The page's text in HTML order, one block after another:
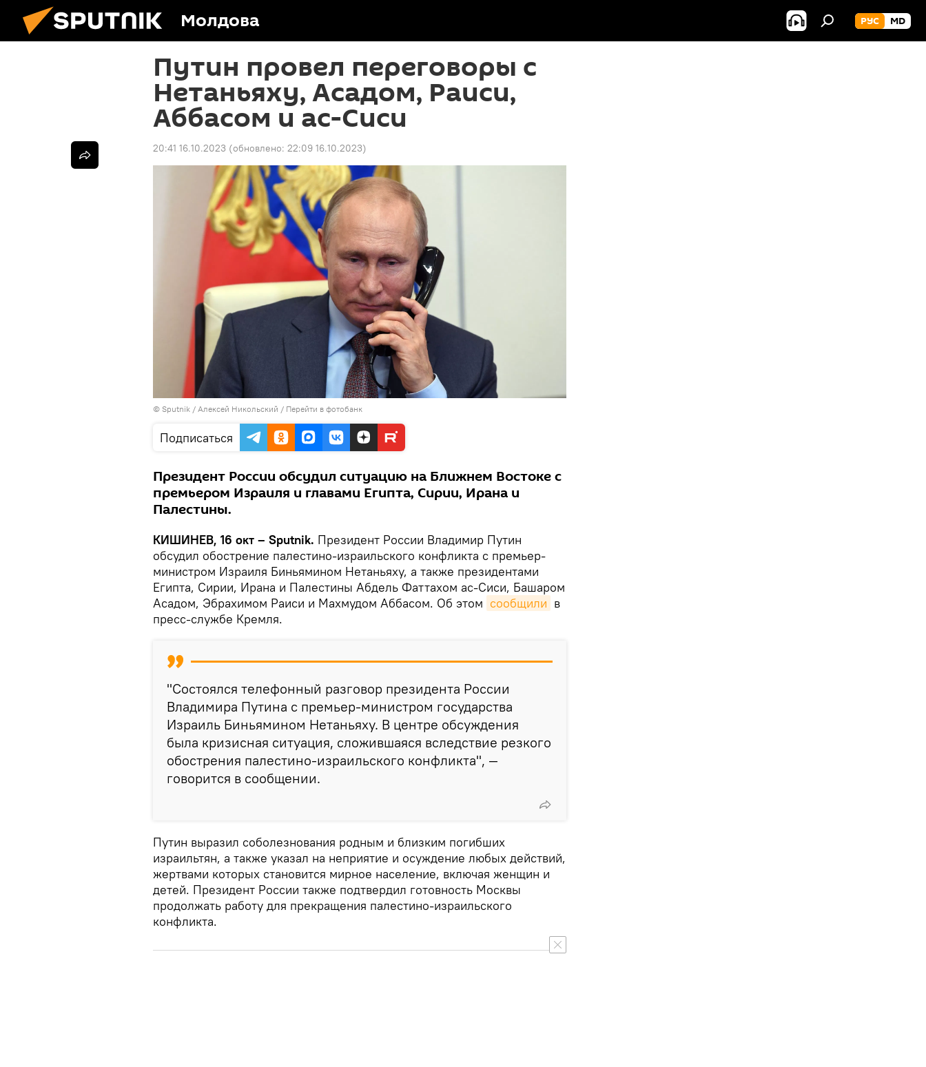
Молдова РУС MD
Путин провел переговоры с
Нетаньяху, Асадом, Раиси,
Аббасом и ас-Сиси
20:41 16.10.2023 (обновлено: 22:09 16.10.2023)
© Sputnik / Алексей Никольский / Перейти в фотобанк
Подписаться
Президент России обсудил ситуацию на Ближнем Востоке с
премьером Израиля и главами Египта, Сирии, Ирана и
Палестины.
КИШИНЕВ, 16 окт – Sputnik. Президент России Владимир Путин
обсудил обострение палестино-израильского конфликта с премьер-
министром Израиля Биньямином Нетаньяху, а также президентами
Египта, Сирии, Ирана и Палестины Абдель Фаттахом ас-Сиси, Башаром
Асадом, Эбрахимом Раиси и Махмудом Аббасом. Об этом сообщили в
пресс-службе Кремля.
"Состоялся телефонный разговор президента России
Владимира Путина с премьер-министром государства
Израиль Биньямином Нетаньяху. В центре обсуждения
была кризисная ситуация, сложившаяся вследствие резкого
обострения палестино-израильского конфликта", —
говорится в сообщении.
Путин выразил соболезнования родным и близким погибших
израильтян, а также указал на неприятие и осуждение любых действий,
жертвами которых становится мирное население, включая женщин и
детей. Президент России также подтвердил готовность Москвы
продолжать работу для прекращения палестино-израильского
конфликта.